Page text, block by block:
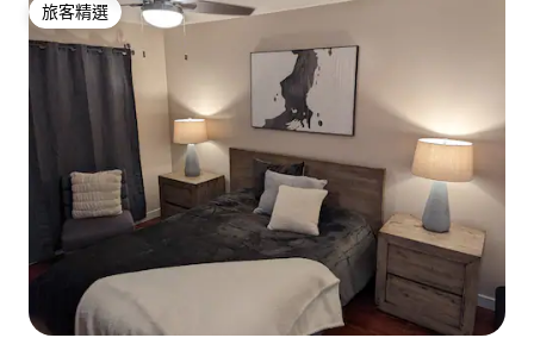
旅客精選
旅客精選